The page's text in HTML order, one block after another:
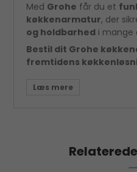
Med Grohe får du et
køkkenarmatur, der
og holdbarhed i mange
Bestil dit Grohe
fremtidens